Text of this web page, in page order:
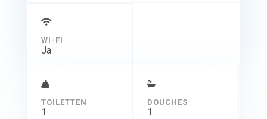
WI-FI
Ja
TOILETTEN
1
DOUCHES
1